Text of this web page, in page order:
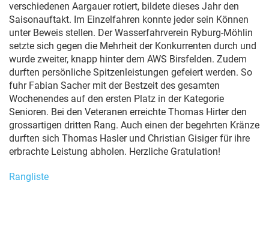
verschiedenen Aargauer rotiert, bildete dieses Jahr den
Saisonauftakt. Im Einzelfahren konnte jeder sein Können
unter Beweis stellen. Der Wasserfahrverein Ryburg-Möhlin
setzte sich gegen die Mehrheit der Konkurrenten durch und
wurde zweiter, knapp hinter dem AWS Birsfelden. Zudem
durften persönliche Spitzenleistungen gefeiert werden. So
fuhr Fabian Sacher mit der Bestzeit des gesamten
Wochenendes auf den ersten Platz in der Kategorie
Senioren. Bei den Veteranen erreichte Thomas Hirter den
grossartigen dritten Rang. Auch einen der begehrten Kränze
durften sich Thomas Hasler und Christian Gisiger für ihre
erbrachte Leistung abholen. Herzliche Gratulation!
Rangliste